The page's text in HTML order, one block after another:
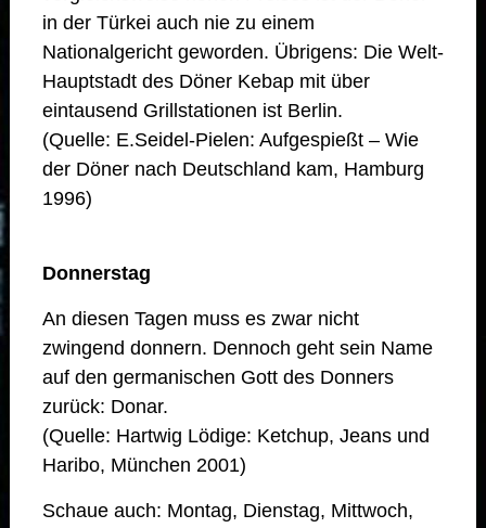
in der Türkei auch nie zu einem
Nationalgericht geworden. Übrigens: Die Welt-
Hauptstadt des Döner Kebap mit über
eintausend Grillstationen ist Berlin.
(Quelle: E.Seidel-Pielen: Aufgespießt – Wie
der Döner nach Deutschland kam, Hamburg
1996)
Donnerstag
An diesen Tagen muss es zwar nicht
zwingend donnern. Dennoch geht sein Name
auf den germanischen Gott des Donners
zurück: Donar.
(Quelle: Hartwig Lödige: Ketchup, Jeans und
Haribo, München 2001)
Schaue auch: Montag, Dienstag, Mittwoch,